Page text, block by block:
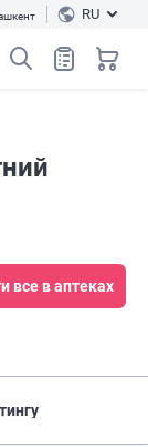
RU
все в аптеках